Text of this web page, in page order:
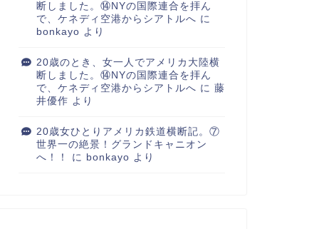
断しました。⑭NYの国際連合を拝ん
で、ケネディ空港からシアトルへ に
bonkayo より
20歳のとき、女一人でアメリカ大陸横
断しました。⑭NYの国際連合を拝ん
で、ケネディ空港からシアトルへ に 藤
井優作 より
20歳女ひとりアメリカ鉄道横断記。⑦
世界一の絶景！グランドキャニオン
へ！！
に bonkayo より